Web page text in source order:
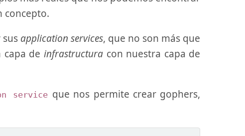
concepto.
sus application services, que no son más que
capa de infrastructuracon nuestra capa de
service que nos permite crear gophers,